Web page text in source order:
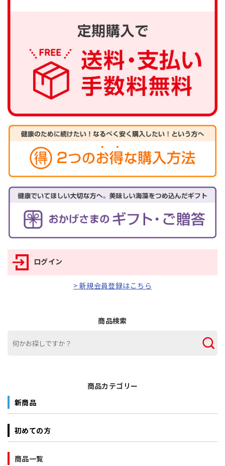
ログイン
> 新規会員登録はこちら
商品検索
商品カテゴリー
新商品
初めての方
商品一覧